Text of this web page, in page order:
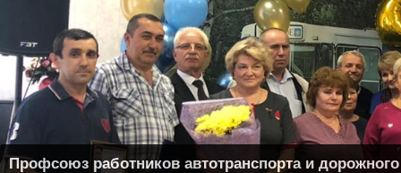
Профсоюз работников автотранспорта и